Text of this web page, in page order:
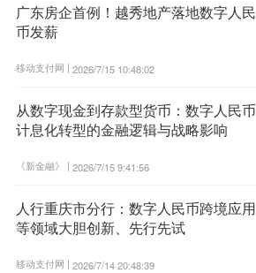
广东房企首例！越秀地产落地数字人民
币发薪
移动支付网 | 2026/7/15 10:48:02
从数字现金到存款型货币：数字人民币
计息化转型的金融逻辑与战略影响
《新金融》 | 2026/7/15 9:41:56
人行重庆市分行：数字人民币跨境应用
等领域大胆创新、先行先试
移动支付网 | 2026/7/14 20:48:39